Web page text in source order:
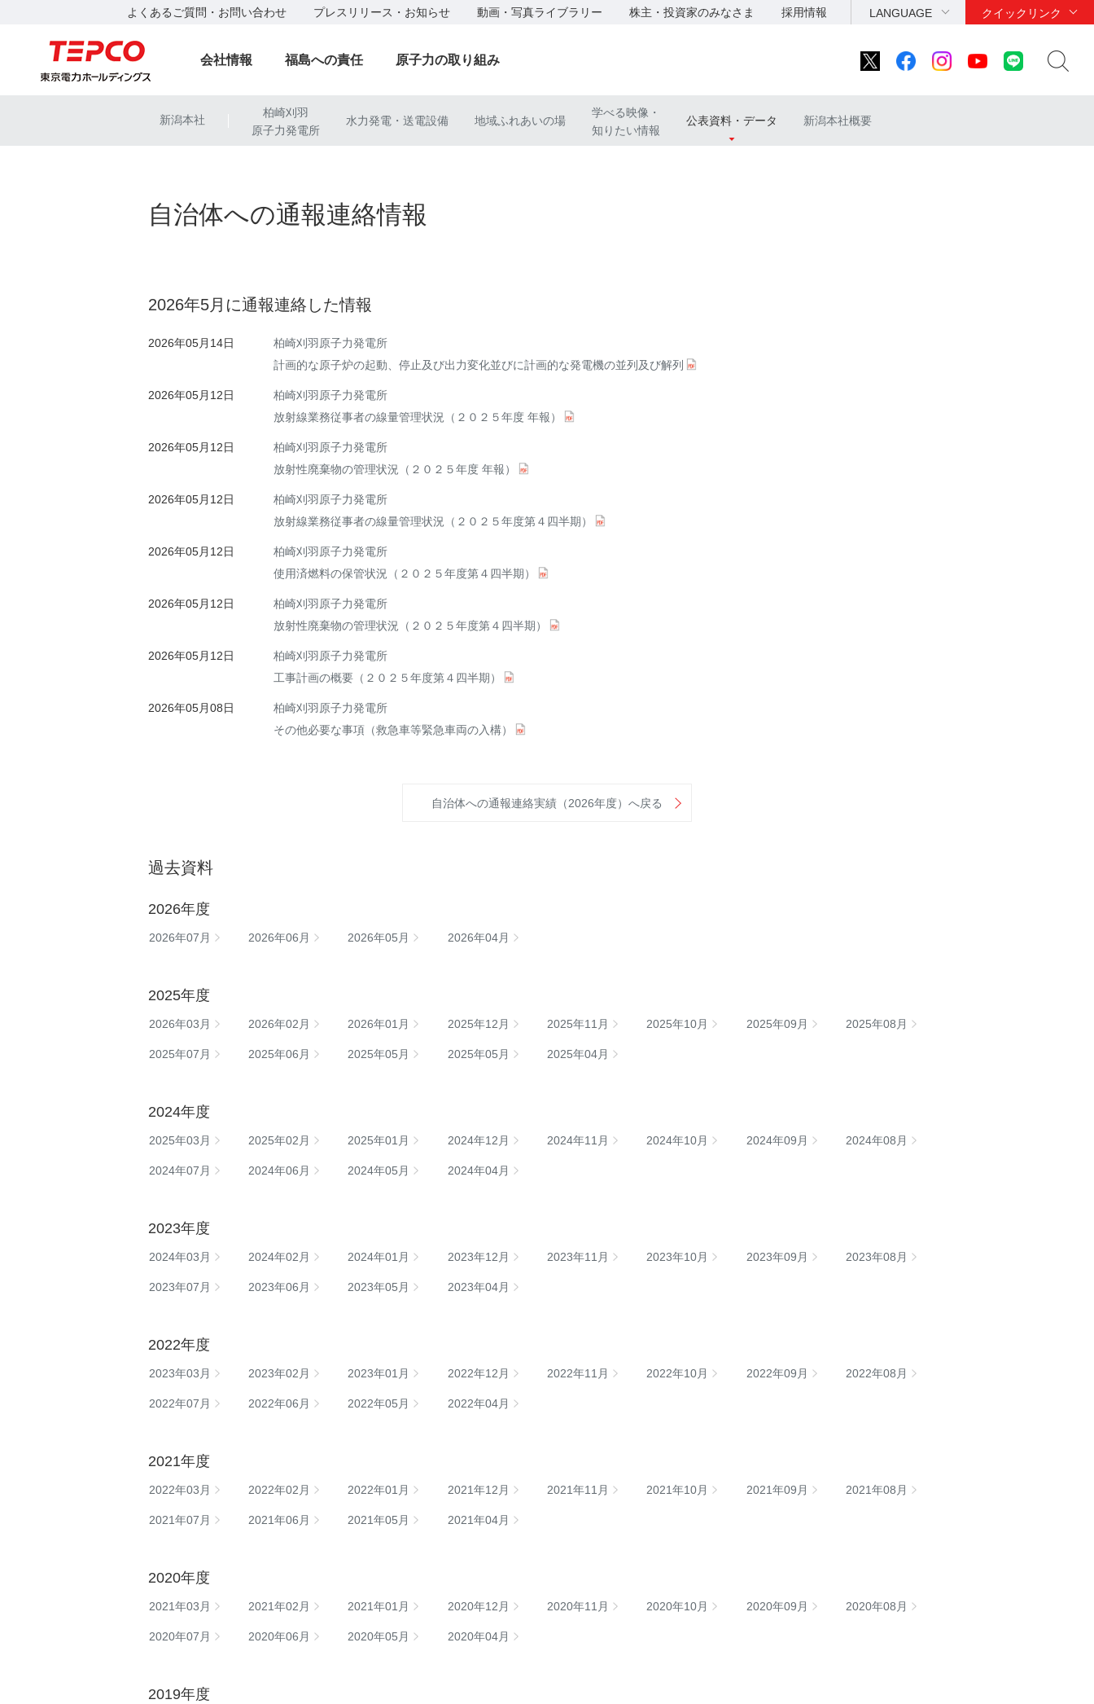
よくあるご質問・お問い合わせ プレスリリース・お知らせ 動画・写真ライブラリー 株主・投資家のみなさま 採用情報 LANGUAGE クイックリンク
会社情報 福島への責任 原子力の取り組み
新潟本社
柏崎刈羽
原子力発電所
水力発電・送電設備 地域ふれあいの場
学べる映像・
知りたい情報
公表資料・データ 新潟本社概要
自治体への通報連絡情報
2026年5月に通報連絡した情報
2026年05月14日
柏崎刈羽原子力発電所
計画的な原子炉の起動、停止及び出力変化並びに計画的な発電機の並列及び解列
2026年05月12日
柏崎刈羽原子力発電所
放射線業務従事者の線量管理状況（２０２５年度 年報）
2026年05月12日
柏崎刈羽原子力発電所
放射性廃棄物の管理状況（２０２５年度 年報）
2026年05月12日
柏崎刈羽原子力発電所
放射線業務従事者の線量管理状況（２０２５年度第４四半期）
2026年05月12日
柏崎刈羽原子力発電所
使用済燃料の保管状況（２０２５年度第４四半期）
2026年05月12日
柏崎刈羽原子力発電所
放射性廃棄物の管理状況（２０２５年度第４四半期）
2026年05月12日
柏崎刈羽原子力発電所
工事計画の概要（２０２５年度第４四半期）
2026年05月08日
柏崎刈羽原子力発電所
その他必要な事項（救急車等緊急車両の入構）
自治体への通報連絡実績（2026年度）へ戻る
過去資料
2026年度
2026年07月 2026年06月 2026年05月 2026年04月
2025年度
2026年03月 2026年02月 2026年01月 2025年12月 2025年11月 2025年10月 2025年09月 2025年08月
2025年07月 2025年06月 2025年05月 2025年05月 2025年04月
2024年度
2025年03月 2025年02月 2025年01月 2024年12月 2024年11月 2024年10月 2024年09月 2024年08月
2024年07月 2024年06月 2024年05月 2024年04月
2023年度
2024年03月 2024年02月 2024年01月 2023年12月 2023年11月 2023年10月 2023年09月 2023年08月
2023年07月 2023年06月 2023年05月 2023年04月
2022年度
2023年03月 2023年02月 2023年01月 2022年12月 2022年11月 2022年10月 2022年09月 2022年08月
2022年07月 2022年06月 2022年05月 2022年04月
2021年度
2022年03月 2022年02月 2022年01月 2021年12月 2021年11月 2021年10月 2021年09月 2021年08月
2021年07月 2021年06月 2021年05月 2021年04月
2020年度
2021年03月 2021年02月 2021年01月 2020年12月 2020年11月 2020年10月 2020年09月 2020年08月
2020年07月 2020年06月 2020年05月 2020年04月
2019年度